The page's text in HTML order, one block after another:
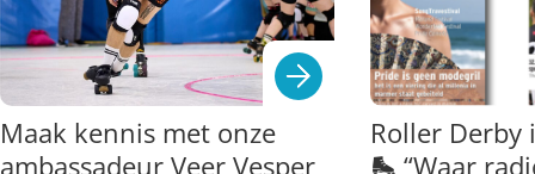
Maak kennis met onze
ambassadeur Veer Vesper
Roller Derby
🛼 “Waar